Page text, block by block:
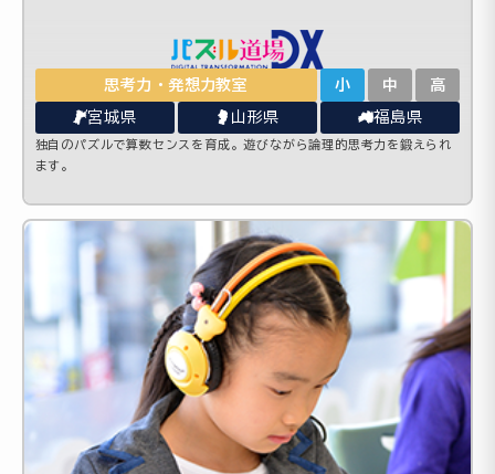
思考力・発想力教室 小 中 高
宮城県 山形県 福島県
独自のパズルで算数センスを育成。遊びながら論理的思考力を鍛えられ
ます。